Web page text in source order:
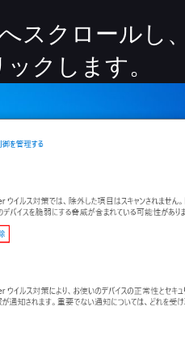
スクロールし
クします。